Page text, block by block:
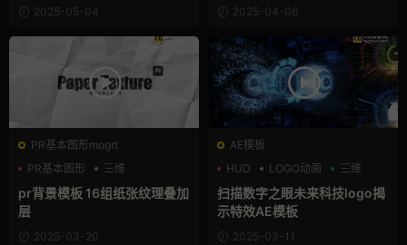
2025-05-04 2025-04-06
PR基本图形mogrt
PR基本图形
三维
叠加素材
pr背景模板 16组纸张纹理叠加
层
2025-03-20
AE模板
HUD
LOGO动画 三维
扫描数字之眼未来科技logo揭
示特效AE模板
2025-03-11